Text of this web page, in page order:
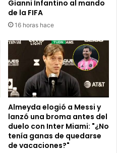
Gianni Infantino al mando
de la FIFA
16 horas hace
Almeyda elogió a Messi y
lanzó una broma antes del
duelo con Inter Miami: "¿No
tenía ganas de quedarse
de vacaciones?"